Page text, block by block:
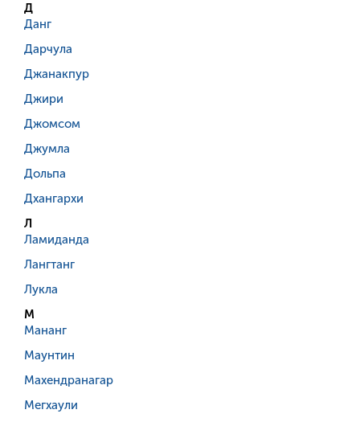
Д
Данг
Дарчула
Джанакпур
Джири
Джомсом
Джумла
Дольпа
Дхангархи
Л
Ламиданда
Лангтанг
Лукла
М
Мананг
Маунтин
Махендранагар
Мегхаули